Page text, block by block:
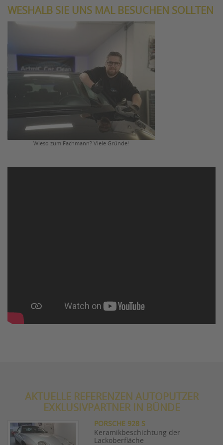
WESHALB SIE UNS MAL BESUCHEN SOLLTEN
Wieso zum Fachmann? Viele Gründe!
AKTUELLE REFERENZEN AUTOPUTZER
EXKLUSIVPARTNER IN BÜNDE
PORSCHE 928 S
Keramikbeschichtung der
Lackoberfläche